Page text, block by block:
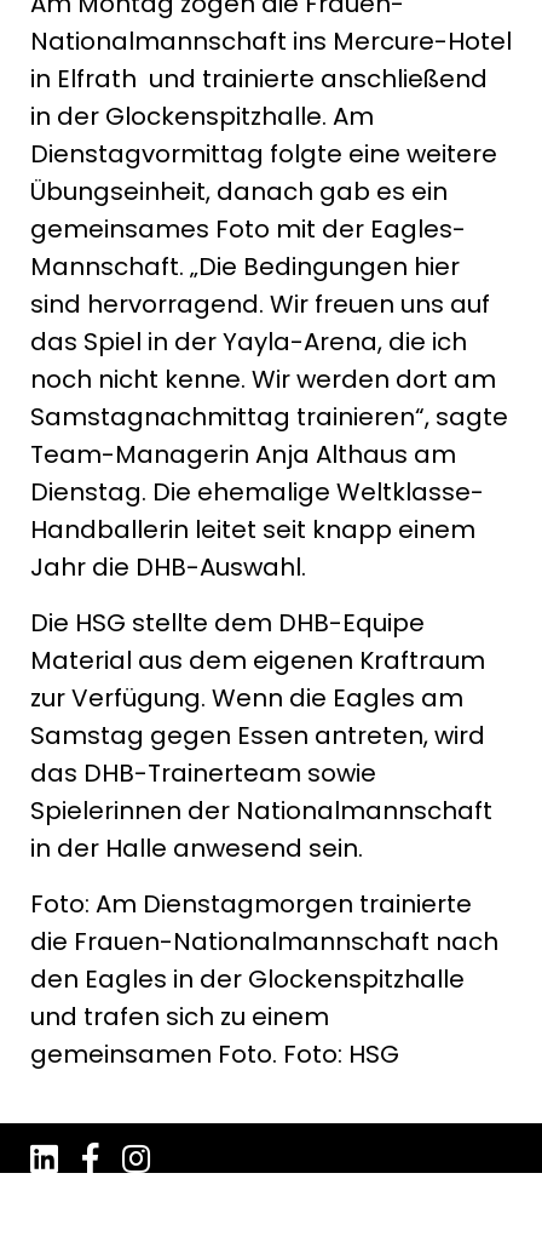
Nationalmannschaft ins Mercure-Hotel
in Elfrath und trainierte anschließend
in der Glockenspitzhalle. Am
Dienstagvormittag folgte eine weitere
Übungseinheit, danach gab es ein
gemeinsames Foto mit der Eagles-
Mannschaft. „Die Bedingungen hier
sind hervorragend. Wir freuen uns auf
das Spiel in der Yayla-Arena, die ich
noch nicht kenne. Wir werden dort am
Samstagnachmittag trainieren“, sagte
Team-Managerin Anja Althaus am
Dienstag. Die ehemalige Weltklasse-
Handballerin leitet seit knapp einem
Jahr die DHB-Auswahl.
Die HSG stellte dem DHB-Equipe
Material aus dem eigenen Kraftraum
zur Verfügung. Wenn die Eagles am
Samstag gegen Essen antreten, wird
das DHB-Trainerteam sowie
Spielerinnen der Nationalmannschaft
in der Halle anwesend sein.
Foto: Am Dienstagmorgen trainierte
die Frauen-Nationalmannschaft nach
den Eagles in der Glockenspitzhalle
und trafen sich zu einem
gemeinsamen Foto. Foto: HSG